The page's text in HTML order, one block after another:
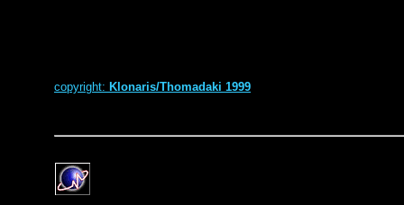
copyright: Klonaris/Thomadaki 1999